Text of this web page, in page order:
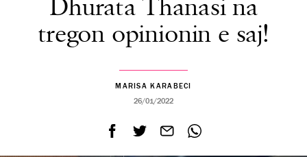
Dhurata Thanasi na
tregon opinionin e saj!
MARISA KARABECI
26/01/2022